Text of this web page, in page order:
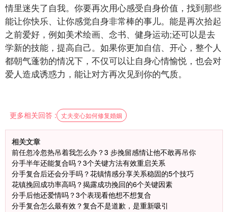
情里迷失了自我。你要再次用心感受自身价值，找到那些
能让你快乐、让你感觉自身非常棒的事儿。能是再次拾起
之前爱好，例如美术绘画、念书、健身运动;还可以是去
学新的技能，提高自己。如果你更加自信、开心，整个人
都朝气蓬勃的情况下，不仅可以让自身心情愉悦，也会对
爱人造成诱惑力，能让对方再次见到你的气质。
更多相关回答 : 丈夫变心如何修复婚姻
相关文章
前任忽冷忽热吊着我怎么办？3 步挽留感情让他不敢再吊你
分手半年还能复合吗？3个关键方法有效重启关系
分手复合后还会分手吗？花镇情感分享关系稳固的5个技巧
花镇挽回成功率高吗？揭露成功挽回的6个关键因素
分手后他还爱情吗？3个表现看他想不想复合
分手复合怎么最有效？复合不是道歉，是重新吸引